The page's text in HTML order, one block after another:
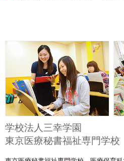
学校法人三幸学園
東京医療秘書福祉専門学校